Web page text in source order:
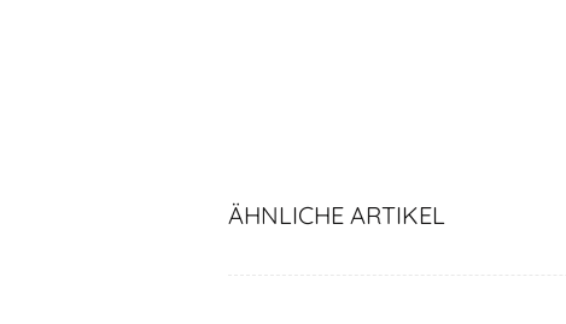
ÄHNLICHE ARTIKEL